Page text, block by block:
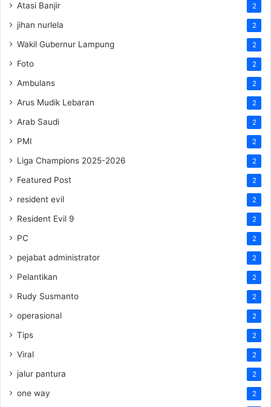
Atasi Banjir 2
jihan nurlela 2
Wakil Gubernur Lampung 2
Foto 2
Ambulans 2
Arus Mudik Lebaran 2
Arab Saudi 2
PMI 2
Liga Champions 2025-2026 2
Featured Post 2
resident evil 2
Resident Evil 9 2
PC 2
pejabat administrator 2
Pelantikan 2
Rudy Susmanto 2
operasional 2
Tips 2
Viral 2
jalur pantura 2
one way 2